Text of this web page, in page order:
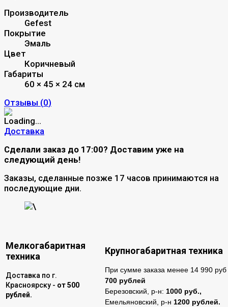
Производитель
Gefest
Покрытие
Эмаль
Цвет
Коричневый
Габариты
60 × 45 × 24 см
Отзывы (0)
Доставка
Сделали заказ до 17:00? Доставим уже на
следующий день!
Заказы, сделанные позже 17 часов принимаются на
последующие дни.
\
Мелкогабаритная
техника
Крупногабаритная техника
Доставка по г.
Красноярску - от 500
рублей.
При сумме заказа менее 14 990 руб
700 рублей
Березовский, р-н: 1000 руб.,
Емельяновский, р-н 1200 рублей.